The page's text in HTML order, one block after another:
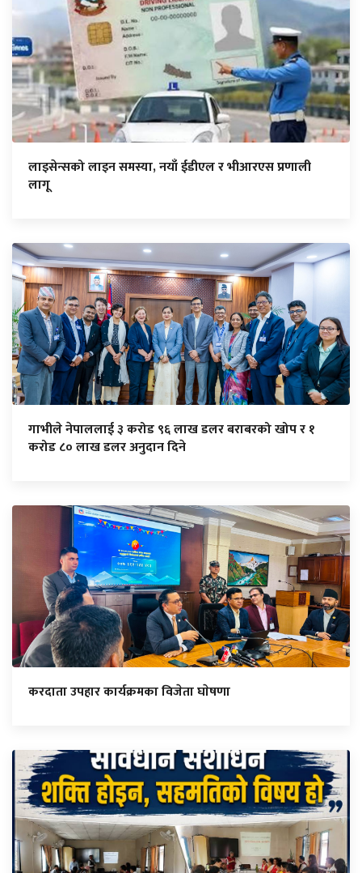
लाइसेन्सको लाइन समस्या, नयाँ ईडीएल र भीआरएस प्रणाली
लागू
गाभीले नेपाललाई ३ करोड ९६ लाख डलर बराबरको खोप र १
करोड ८० लाख डलर अनुदान दिने
करदाता उपहार कार्यक्रमका विजेता घाेषणा